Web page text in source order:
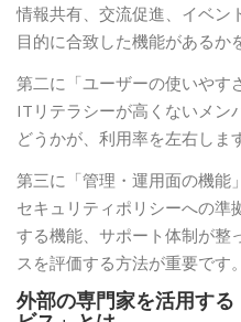
情報共有、交流促進、イベン
目的に合致した機能があるか
第二に「ユーザーの使いやす
ITリテラシーが高くないメン
どうかが、利用率を左右しま
第三に「管理・運用面の機能
セキュリティポリシーへの準
する機能、サポート体制が整
スを評価する方法が重要です。
外部の専門家を活用す